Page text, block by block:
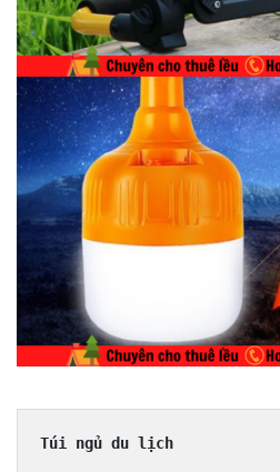
Túi ngủ du lịch